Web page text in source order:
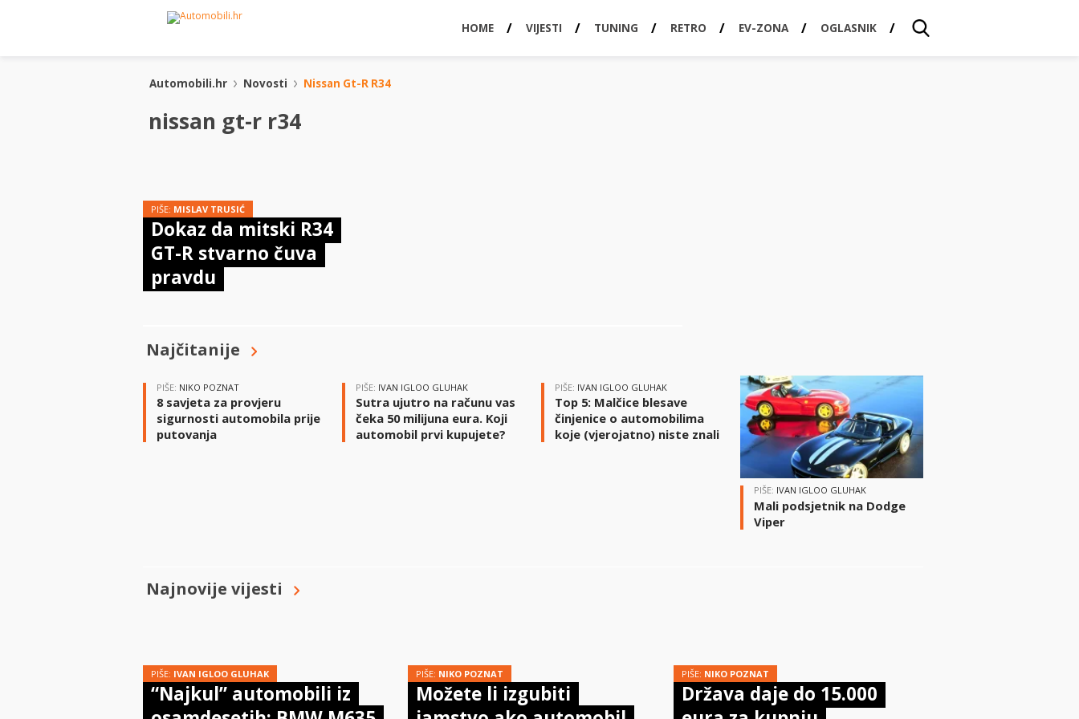
HOME VIJESTI TUNING RETRO EV-ZONA OGLASNIK
Automobili.hr Novosti Nissan Gt-R R34
nissan gt-r r34
PIŠE: MISLAV TRUSIĆ
Dokaz da mitski R34
GT-R stvarno čuva
pravdu
Najčitanije
PIŠE: NIKO POZNAT
8 savjeta za provjeru
sigurnosti automobila prije
putovanja
PIŠE: IVAN IGLOO GLUHAK
Sutra ujutro na računu vas
čeka 50 milijuna eura. Koji
automobil prvi kupujete?
PIŠE: IVAN IGLOO GLUHAK
Top 5: Malčice blesave
činjenice o automobilima
koje (vjerojatno) niste znali
PIŠE: IVAN IGLOO GLUHAK
Mali podsjetnik na Dodge
Viper
Najnovije vijesti
PIŠE: IVAN IGLOO GLUHAK
“Najkul” automobili iz
PIŠE: NIKO POZNAT
Možete li izgubiti
PIŠE: NIKO POZNAT
Država daje do 15.000